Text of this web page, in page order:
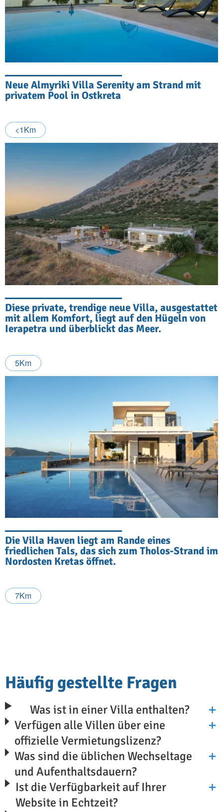
Neue Almyriki Villa Serenity am Strand mit
privatem Pool in Ostkreta
<1Km
Diese private, trendige neue Villa, ausgestattet
mit allem Komfort, liegt auf den Hügeln von
Ierapetra und überblickt das Meer.
5Km
Die Villa Haven liegt am Rande eines
friedlichen Tals, das sich zum Tholos-Strand im
Nordosten Kretas öffnet.
7Km
Häufig gestellte Fragen
Was ist in einer Villa enthalten?
Verfügen alle Villen über eine
offizielle Vermietungslizenz?
Was sind die üblichen Wechseltage
und Aufenthaltsdauern?
Ist die Verfügbarkeit auf Ihrer
Website in Echtzeit?